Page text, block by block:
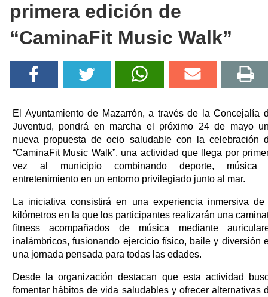
primera edición de
“CaminaFit Music Walk”
El Ayuntamiento de Mazarrón, a través de la Concejalía
Juventud, pondrá en marcha el próximo 24 de mayo
nueva propuesta de ocio saludable con la celebración
“CaminaFit Music Walk”, una actividad que llega por
vez al municipio combinando deporte, música
entretenimiento en un entorno privilegiado junto al mar.
La iniciativa consistirá en una experiencia inmersiva de
kilómetros en la que los participantes realizarán una
fitness acompañados de música mediante
inalámbricos, fusionando ejercicio físico, baile y diversión
una jornada pensada para todas las edades.
Desde la organización destacan que esta actividad
fomentar hábitos de vida saludables y ofrecer alternativas